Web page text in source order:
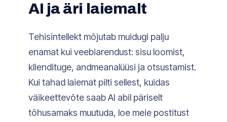
AI ja äri laiemalt
Tehisintellekt mõjutab muidugi palju
enamat kui veebiarendust: sisu loomist,
kliendituge, andmeanalüüsi ja otsustamist.
Kui tahad laiemat pilti sellest, kuidas
väikeettevõte saab AI abil päriselt
tõhusamaks muutuda, loe meie postitust